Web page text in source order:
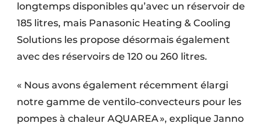
longtemps disponibles qu’avec un réservoir de
185 litres, mais Panasonic Heating & Cooling
Solutions les propose désormais également
avec des réservoirs de 120 ou 260 litres.
« Nous avons également récemment élargi
notre gamme de ventilo-convecteurs pour les
pompes à chaleur AQUAREA », explique Janno